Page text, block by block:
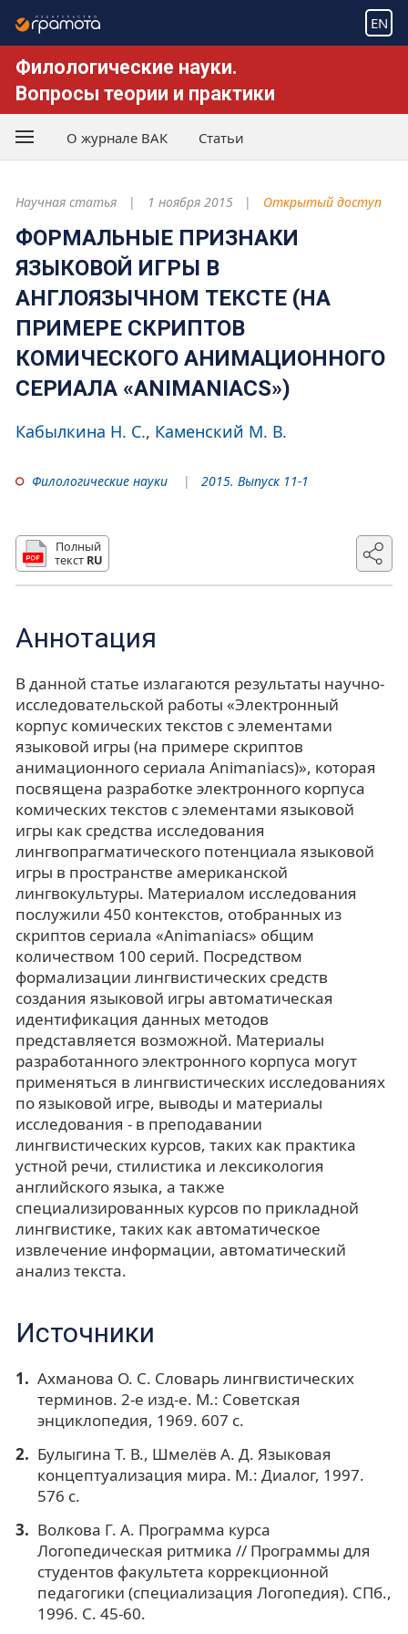
EN
Филологические науки.
Вопросы теории и практики
О журнале ВАК Статьи
Научная статья 1 ноября 2015 Открытый доступ
ФОРМАЛЬНЫЕ ПРИЗНАКИ
ЯЗЫКОВОЙ ИГРЫ В
АНГЛОЯЗЫЧНОМ ТЕКСТЕ (НА
ПРИМЕРЕ СКРИПТОВ
КОМИЧЕСКОГО АНИМАЦИОННОГО
СЕРИАЛА «ANIMANIACS»)
Кабылкина Н. С. Каменский М. В.
Филологические науки 2015. Выпуск 11-1
Полный
текст RU
Аннотация
В данной статье излагаются результаты научно-
исследовательской работы «Электронный
корпус комических текстов с элементами
языковой игры (на примере скриптов
анимационного сериала Animaniacs)», которая
посвящена разработке электронного корпуса
комических текстов с элементами языковой
игры как средства исследования
лингвопрагматического потенциала языковой
игры в пространстве американской
лингвокультуры. Материалом исследования
послужили 450 контекстов, отобранных из
скриптов сериала «Animaniacs» общим
количеством 100 серий. Посредством
формализации лингвистических средств
создания языковой игры автоматическая
идентификация данных методов
представляется возможной. Материалы
разработанного электронного корпуса могут
применяться в лингвистических исследованиях
по языковой игре, выводы и материалы
исследования - в преподавании
лингвистических курсов, таких как практика
устной речи, стилистика и лексикология
английского языка, а также
специализированных курсов по прикладной
лингвистике, таких как автоматическое
извлечение информации, автоматический
анализ текста.
Источники
Ахманова О. С. Словарь лингвистических
терминов. 2-е изд-е. М.: Советская
энциклопедия, 1969. 607 с.
Булыгина Т. В., Шмелёв А. Д. Языковая
концептуализация мира. М.: Диалог, 1997.
576 с.
Волкова Г. А. Программа курса
Логопедическая ритмика // Программы для
студентов факультета коррекционной
педагогики (специализация Логопедия). СПб.,
1996. С. 45-60.